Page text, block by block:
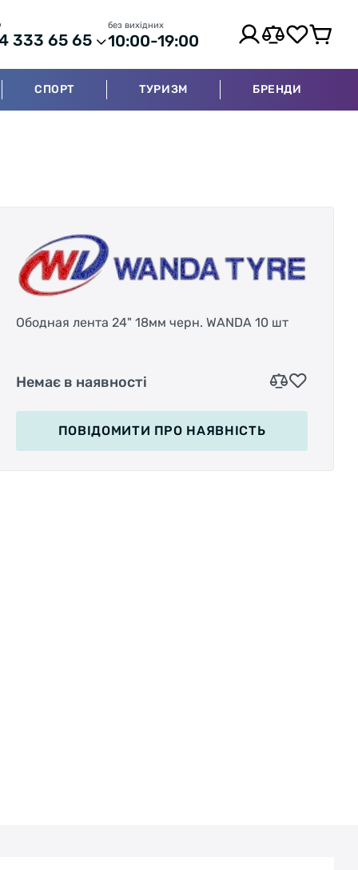
333 65 65
без вихідних
10:00-19:00
СПОРТ ТУРИЗМ БРЕНДИ
Ободная лента 24" 18мм черн. WANDA 10 шт
Немає в наявності
ПОВІДОМИТИ ПРО НАЯВНІСТЬ